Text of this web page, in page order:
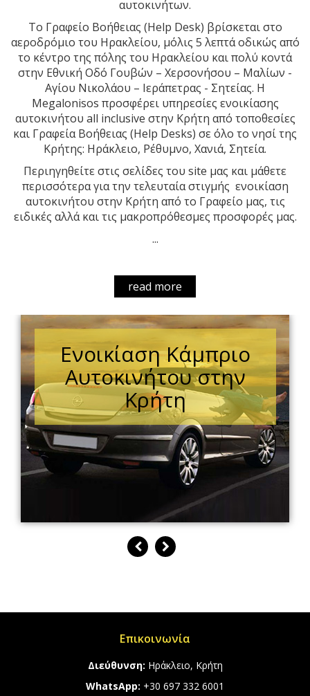
αυτοκινήτων.
Το Γραφείο Βοήθειας (Help Desk) βρίσκεται στο
αεροδρόμιο του Ηρακλείου, μόλις 5 λεπτά οδικώς από
το κέντρο της πόλης του Ηρακλείου και πολύ κοντά
στην Εθνική Οδό Γουβών – Χερσονήσου – Μαλίων -
Αγίου Νικολάου – Ιεράπετρας - Σητείας. Η
Megalonisos προσφέρει υπηρεσίες ενοικίασης
αυτοκινήτου all inclusive στην Κρήτη από τοποθεσίες
και Γραφεία Βοήθειας (Help Desks) σε όλο το νησί της
Κρήτης: Ηράκλειο, Ρέθυμνο, Χανιά, Σητεία.
Περιηγηθείτε στις σελίδες του site μας και μάθετε
περισσότερα για την τελευταία στιγμής ενοικίαση
αυτοκινήτου στην Κρήτη από το Γραφείο μας, τις
ειδικές αλλά και τις μακροπρόθεσμες προσφορές μας.
...
read more
Ενοικίαση Κάμπριο
Αυτοκινήτου στην
Κρήτη
Επικοινωνία
Διεύθυνση: Ηράκλειο, Κρήτη
WhatsApp: +30 697 332 6001